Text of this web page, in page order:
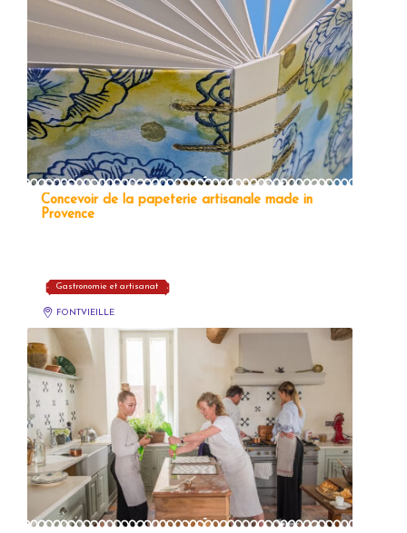
Concevoir de la papeterie artisanale made in
Provence
Gastronomie et artisanat
FONTVIEILLE